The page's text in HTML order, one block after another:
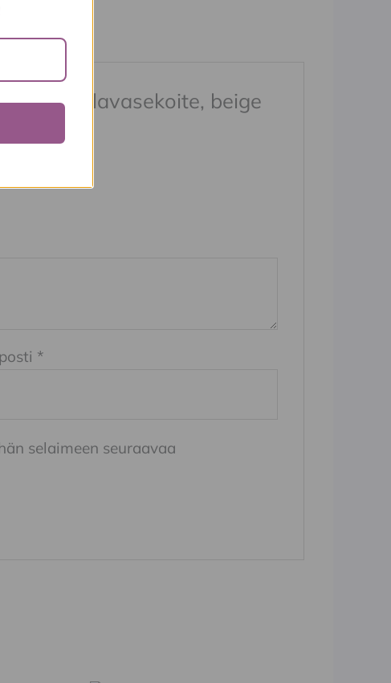
pellavasekoite, beige
*
selaimeen seuraavaa